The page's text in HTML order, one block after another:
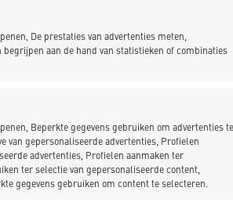
De prestaties van advertenties meten,
aan de hand van statistieken of combinaties
Beperkte gegevens gebruiken om advertenties te
van gepersonaliseerde advertenties, Profielen
advertenties, Profielen aanmaken ter
ter selectie van gepersonaliseerde content,
gegevens gebruiken om content te selecteren.